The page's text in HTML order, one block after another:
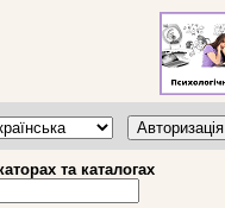
Авторизація
та каталогах